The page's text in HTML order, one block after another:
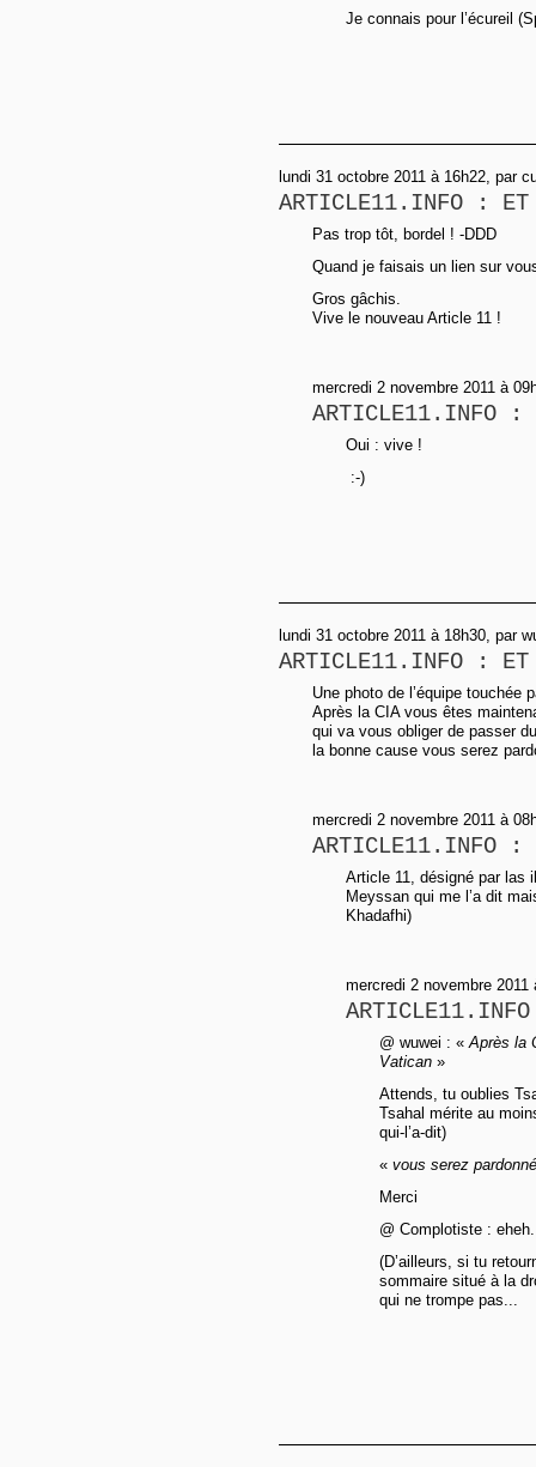
Je connais pour l’écureil
lundi 31 octobre 2011 à 16h22, par
ARTICLE11.INFO : ET
Pas trop tôt, bordel ! -DDD
Quand je faisais un lien sur
Gros gâchis.
Vive le nouveau Article 11 !
mercredi 2 novembre 2011 à
ARTICLE11.INFO :
Oui : vive !
:-)
lundi 31 octobre 2011 à 18h30, par
ARTICLE11.INFO : ET
Une photo de l’équipe touchée
Après la CIA vous êtes
qui va vous obliger de passer
la bonne cause vous serez
mercredi 2 novembre 2011 à
ARTICLE11.INFO :
Article 11, désigné par las
Meyssan qui me l’a dit
Khadafhi)
mercredi 2 novembre
@ wuwei : «Après la
Vatican »
Attends, tu oublies
Tsahal mérite au
qui-l’a-dit)
« vous serez
Merci
@ Complotiste :
(D’ailleurs, si tu
sommaire situé à la
qui ne trompe pas...